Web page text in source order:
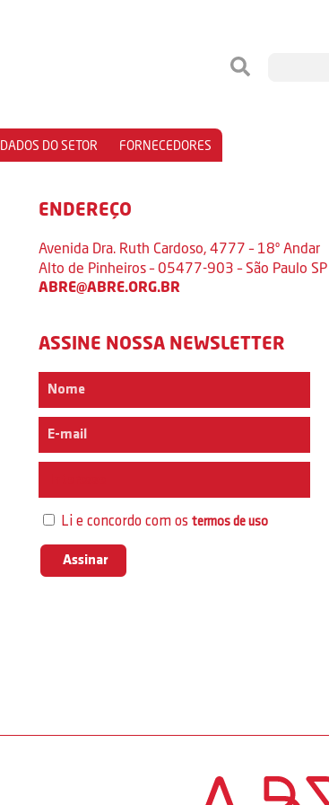
DADOS DO SETOR FORNECEDORES
ENDEREÇO
Avenida Dra. Ruth Cardoso, 4777 – 18º Andar
Alto de Pinheiros – 05477-903 – São Paulo SP
ABRE@ABRE.ORG.BR
ASSINE NOSSA NEWSLETTER
Li e concordo com ostermos de uso